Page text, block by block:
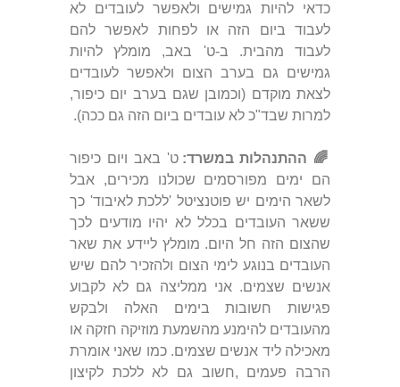
כדאי להיות גמישים ולאפשר לעובדים לא
לעבוד ביום הזה או לפחות לאפשר להם
לעבוד מהבית. ב-ט' באב, מומלץ להיות
גמישים גם בערב הצום ולאפשר לעובדים
לצאת מוקדם (וכמובן שגם בערב יום כיפור,
למרות שבד"כ לא עובדים ביום הזה גם ככה).
🌈 ההתנהלות במשרד: ט' באב ויום כיפור
הם ימים מפורסמים שכולנו מכירים, אבל
לשאר הימים יש פוטנציטל 'ללכת לאיבוד' כך
ששאר העובדים בכלל לא יהיו מודעים לכך
שהצום הזה חל היום. מומלץ ליידע את שאר
העובדים בנוגע לימי הצום ולהזכיר להם שיש
אנשים שצמים. אני ממליצה גם לא לקבוע
פגישות חשובות בימים האלה ולבקש
מהעובדים להימנע מהשמעת מוזיקה חזקה או
מאכילה ליד אנשים שצמים. כמו שאני אומרת
הרבה פעמים ,חשוב גם לא ללכת לקיצון